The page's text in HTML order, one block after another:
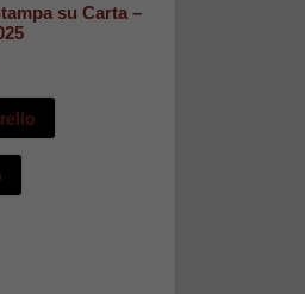
su Carta –